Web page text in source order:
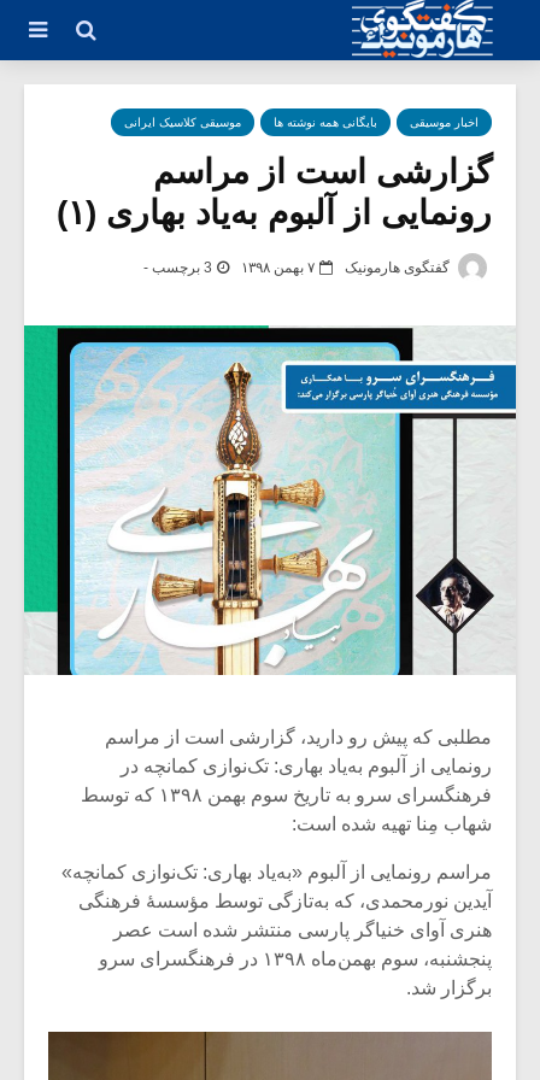
اخبار موسیقی بایگانی همه نوشته ها موسیقی کلاسیک ایرانی
گزارشی است از مراسم
رونمایی از آلبوم به‌یاد بهاری (۱)
گفتگوی هارمونیک ۷ بهمن ۱۳۹۸ 3 برچسب -
مطلبی که پیش رو دارید، گزارشی است از مراسم
رونمایی از آلبوم به‌یاد بهاری: تک‌نوازی کمانچه در
فرهنگسرای سرو به تاریخ سوم بهمن ۱۳۹۸ که توسط
شهاب مِنا تهیه شده است:
مراسم رونمایی از آلبوم «به‌یاد بهاری: تک‌نوازی کمانچه»
آیدین نورمحمدی، که به‌تازگی توسط مؤسسۀ فرهنگی
هنری آوای خنیاگر پارسی منتشر شده است عصر
پنجشنبه، سوم بهمن‌ماه ۱۳۹۸ در فرهنگسرای سرو
برگزار شد.